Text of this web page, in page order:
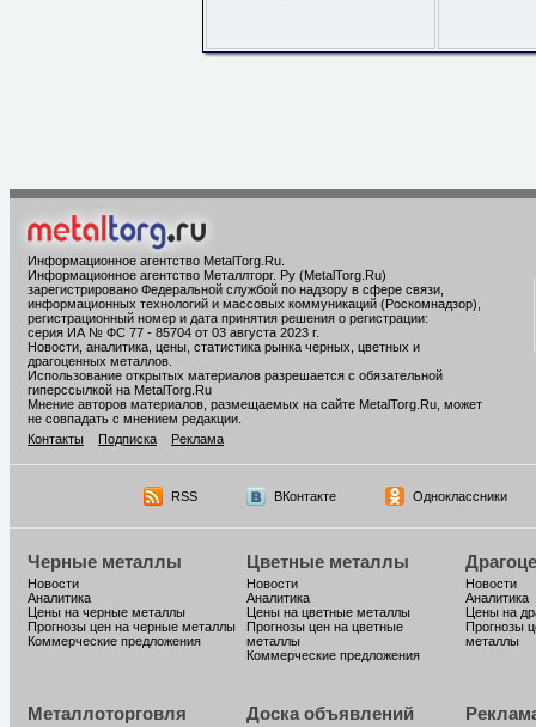
Информационное агентство MetalTorg.Ru
Информационное агентство Металлторг. Ру (MetalTorg.Ru)
зарегистрировано Федеральной службой по надзору в сфере связи,
информационных технологий и массовых коммуникаций (Роскомнадзор),
регистрационный номер и дата принятия решения о регистрации:
серия ИА № ФС 77 - 85704 от 03 августа 2023 г.
Новости, аналитика, цены, статистика рынка черных, цветных и
драгоценных металлов.
Использование открытых материалов разрешается с обязательной
гиперссылкой на MetalTorg.Ru
Мнение авторов материалов, размещаемых на сайте MetalTorg.Ru, может
не совпадать с мнением редакции.
Контакты
Подписка Реклама
RSS ВКонтакте Одноклассники
Черные металлы
Новости
Аналитика
Цены на черные металлы
Прогнозы цен на черные металлы
Коммерческие предложения
Цветные металлы
Новости
Аналитика
Цены на цветные металлы
Прогнозы цен на цветные
металлы
Коммерческие предложения
Новости
Аналитика
Цены на
Прогнозы
металлы
Металлоторговля Доска объявлений